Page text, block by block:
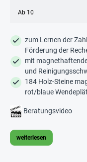
Ab 10
zum Lernen der
Förderung der
mit
und
184 Holz-Steine
rot/blaue
Beratungsvideo
weiterlesen